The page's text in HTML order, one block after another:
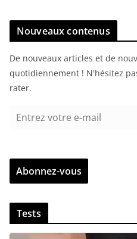
Nouveaux contenus
De nouveaux articles et de
quotidiennement ! N'hésitez
rater.
r
z
v
t
Abonnez-vous
Tests